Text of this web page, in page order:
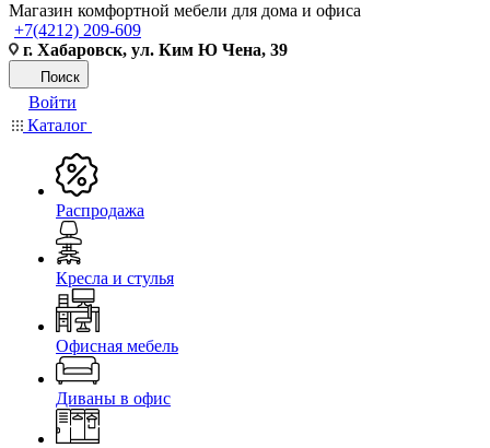
Магазин комфортной мебели для дома и офиса
+7(4212) 209-609
г. Хабаровск, ул. Ким Ю Чена, 39
Поиск
Войти
Каталог
Распродажа
Кресла и стулья
Офисная мебель
Диваны в офис